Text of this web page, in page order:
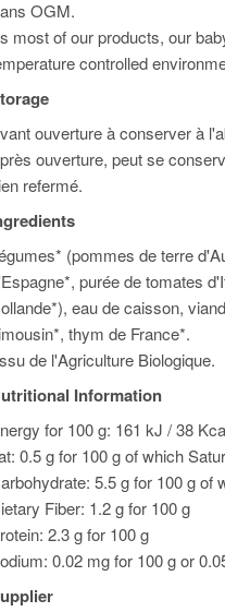
OGM.
most of our products, our
controlled
ouverture à conserver à
ouverture, peut se
refermé.
(pommes de terre
purée de tomates
eau de caisson,
thym de France*.
de l'Agriculture Biologique.
Information
for 100 g: 161 kJ / 38
0.5 g for 100 g of which
5.5 g for 100 g of
Fiber: 1.2 g for 100 g
2.3 g for 100 g
0.02 mg for 100 g or